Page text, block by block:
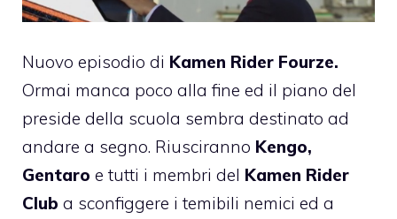
Nuovo episodio di Kamen Rider Fourze.
Ormai manca poco alla fine ed il piano del
preside della scuola sembra destinato ad
andare a segno. Riusciranno Kengo,
Gentaro e tutti i membri del Kamen Rider
Club a sconfiggere i temibili nemici ed a